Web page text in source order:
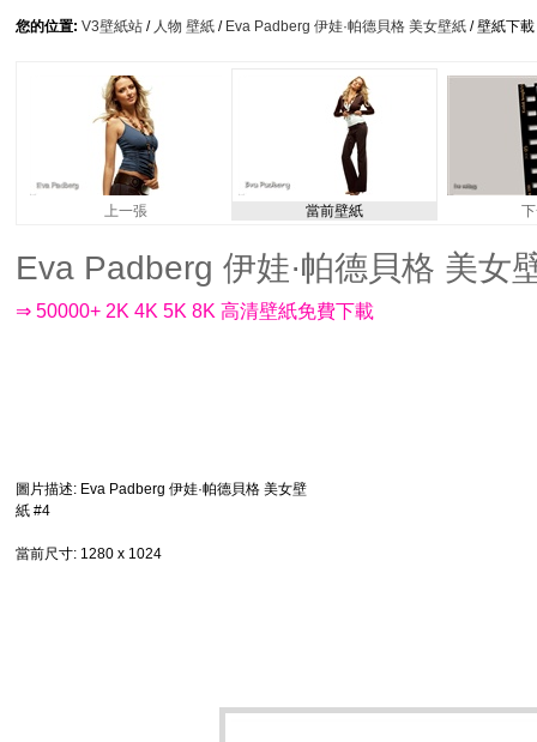
您的位置: V3壁紙站 / 人物 壁紙 / Eva Padberg 伊娃·帕德貝格 美女壁紙 / 壁紙下載
上一張 當前壁紙
Eva Padberg 伊娃·帕德貝格 美女
⇒ 50000+ 2K 4K 5K 8K 高清壁紙免費下載
圖片描述: Eva Padberg 伊娃·帕德貝格 美女壁
紙 #4
當前尺寸: 1280 x 1024